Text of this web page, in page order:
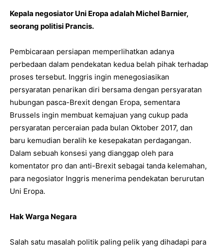
Kepala negosiator Uni Eropa adalah Michel Barnier,
seorang politisi Prancis.
Pembicaraan persiapan memperlihatkan adanya
perbedaan dalam pendekatan kedua belah pihak terhadap
proses tersebut. Inggris ingin menegosiasikan
persyaratan penarikan diri bersama dengan persyaratan
hubungan pasca-Brexit dengan Eropa, sementara
Brussels ingin membuat kemajuan yang cukup pada
persyaratan perceraian pada bulan Oktober 2017, dan
baru kemudian beralih ke kesepakatan perdagangan.
Dalam sebuah konsesi yang dianggap oleh para
komentator pro dan anti-Brexit sebagai tanda kelemahan,
para negosiator Inggris menerima pendekatan berurutan
Uni Eropa.
Hak Warga Negara
Salah satu masalah politik paling pelik yang dihadapi para